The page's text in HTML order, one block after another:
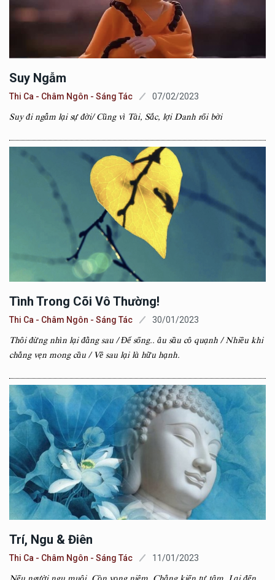
Suy Ngẫm
Thi Ca - Châm Ngôn - Sáng Tác 07/02/2023
Suy đi ngẫm lại sự đời/ Cũng vì Tài, Sắc, lợi Danh rối bời
Tình Trong Cõi Vô Thường!
Thi Ca - Châm Ngôn - Sáng Tác 30/01/2023
Thôi đừng nhìn lại đằng sau / Để sống.. âu sầu cô quạnh / Nhiều khi
chẳng vẹn mong cầu / Về sau lại là hữu hạnh.
Trí, Ngu & Điên
Thi Ca - Châm Ngôn - Sáng Tác 11/01/2023